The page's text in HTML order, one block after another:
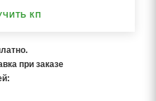
КП
при заказе